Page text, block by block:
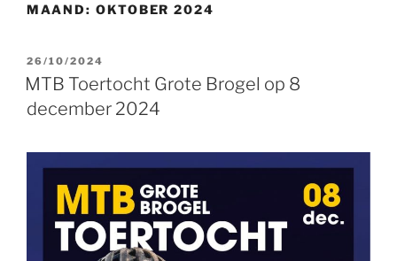
MAAND: OKTOBER 2024
GEPLAATST
OP
26/10/2024
MTB Toertocht Grote Brogel op 8
december 2024